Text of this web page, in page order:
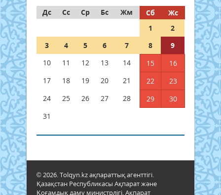
Дс
Сс Ср Бс Жм Сб
Жс
1
2
3
4 5 6 7 8
9
10
11 12 13 14 15
16
17
18 19 20 21 22
23
24
25 26 27 28 29
30
31
© 2026. Tolqyn.kz ақпараттық агенттігі.
Қазақстан Республикасы Ақпарат және
Қоғамдық даму министрлігі, Ақпарат